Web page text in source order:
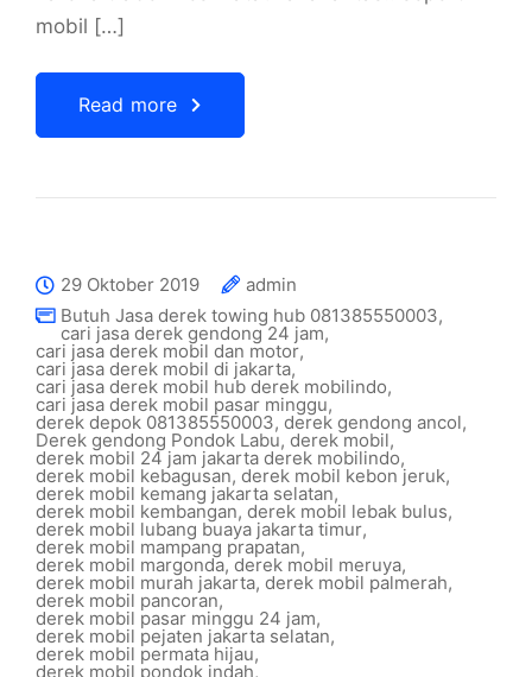
mobil […]
Read more
29 Oktober 2019
admin
Butuh Jasa derek towing hub 081385550003,
cari jasa derek gendong 24 jam,
cari jasa derek mobil dan motor,
cari jasa derek mobil di jakarta,
cari jasa derek mobil hub derek mobilindo,
cari jasa derek mobil pasar minggu,
derek depok 081385550003, derek gendong ancol,
Derek gendong Pondok Labu, derek mobil,
derek mobil 24 jam jakarta derek mobilindo,
derek mobil kebagusan, derek mobil kebon jeruk,
derek mobil kemang jakarta selatan,
derek mobil kembangan, derek mobil lebak bulus,
derek mobil lubang buaya jakarta timur,
derek mobil mampang prapatan,
derek mobil margonda,derek mobil meruya,
derek mobil murah jakarta, derek mobil palmerah,
derek mobil pancoran,
derek mobil pasar minggu 24 jam,
derek mobil pejaten jakarta selatan,
derek mobil permata hijau,
derek mobil pondok indah,